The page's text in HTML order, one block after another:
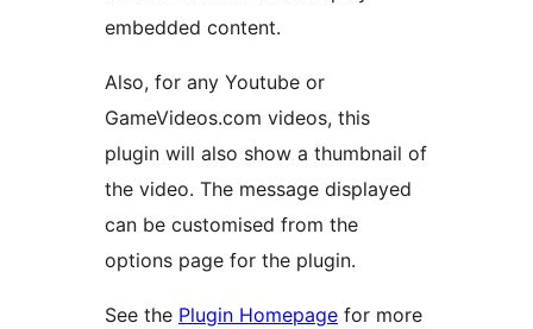
embedded content.
Also, for any Youtube or
GameVideos.com videos, this
plugin will also show a thumbnail of
the video. The message displayed
can be customised from the
options page for the plugin.
See the Plugin Homepage for more